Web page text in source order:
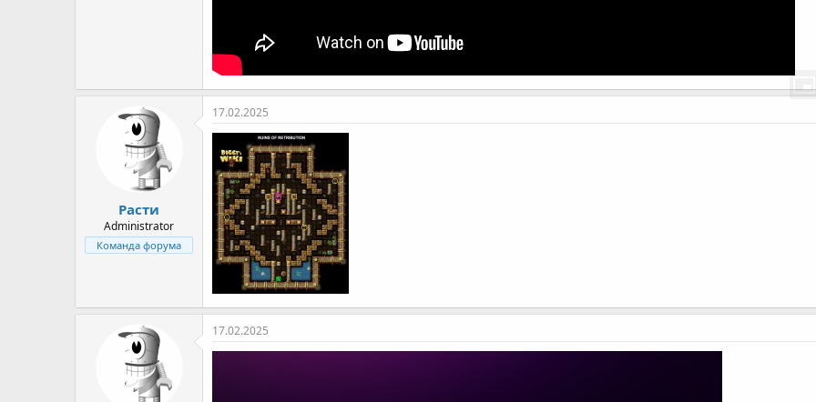
Расти
Administrator
Команда форума
17.02.2025
17.02.2025